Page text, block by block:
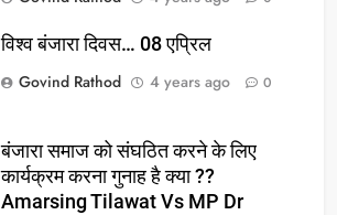
विश्व बंजारा दिवस… 08 एप्रिल
Govind Rathod
4 years ago 0
बंजारा समाज को संघठित करने के लिए
कार्यक्रम करना गुनाह है क्या ??
Amarsing Tilawat Vs MP Dr